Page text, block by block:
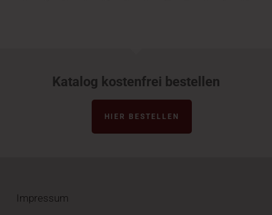
Katalog kostenfrei bestellen
HIER BESTELLEN
Impressum